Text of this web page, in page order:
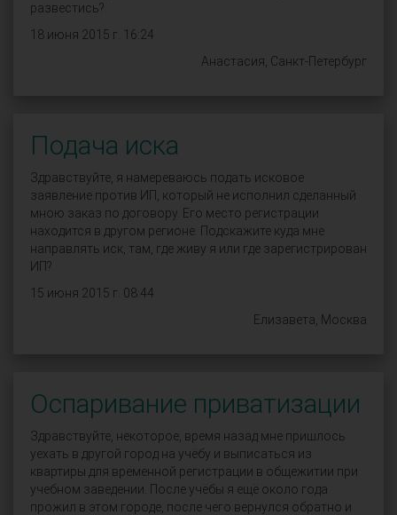
развестись?
18 июня 2015 г. 16:24
Анастасия, Санкт-Петербург
Подача иска
Здравствуйте, я намереваюсь подать исковое
заявление против ИП, который не исполнил сделанный
мною заказ по договору. Его место регистрации
находится в другом регионе. Подскажите куда мне
направлять иск, там, где живу я или где зарегистрирован
ИП?
15 июня 2015 г. 08:44
Елизавета, Москва
Оспаривание приватизации
Здравствуйте, некоторое, время назад мне пришлось
уехать в другой город на учёбу и выписаться из
квартиры для временной регистрации в общежитии при
учебном заведении. После учёбы я ещё около года
прожил в этом городе, после чего вернулся обратно и